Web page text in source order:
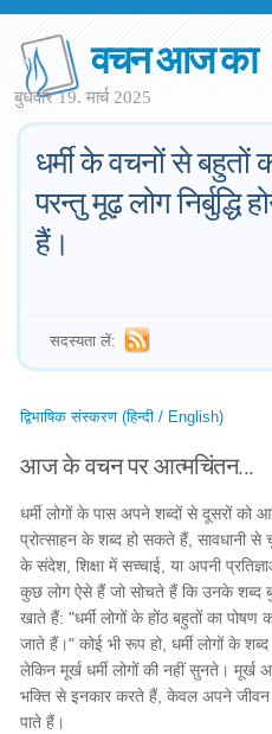
वचन आज का
बुधवार 19. मार्च 2025
धर्मी के वचनों से बहुतों
परन्तु मूढ़ लोग
हैं।
सदस्यता लें:
द्विभाषिक संस्करण (हिन्दी / English)
आज के वचन पर आत्मचिंतन...
धर्मी लोगों के पास अपने शब्दों से दूसरों को
प्रोत्साहन के शब्द हो सकते हैं, सावधानी से
के संदेश, शिक्षा में सच्चाई, या अपनी
कुछ लोग ऐसे हैं जो सोचते हैं कि उनके शब्द
खाते हैं: "धर्मी लोगों के होंठ बहुतों का पोषण
जाते हैं।" कोई भी रूप हो, धर्मी लोगों के
लेकिन मूर्ख धर्मी लोगों की नहीं सुनते। मूर्ख
भक्ति से इनकार करते हैं, केवल अपने जीवन
पाते हैं।